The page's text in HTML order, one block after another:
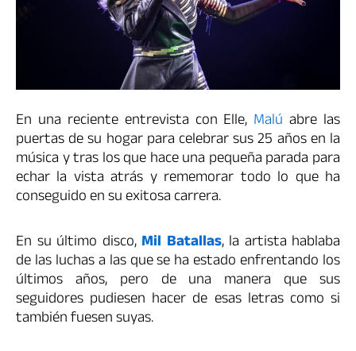
En una reciente entrevista con Elle, Malú abre las
puertas de su hogar para celebrar sus 25 años en la
música y tras los que hace una pequeña parada para
echar la vista atrás y rememorar todo lo que ha
conseguido en su exitosa carrera.
En su último disco, Mil Batallas, la artista hablaba
de las luchas a las que se ha estado enfrentando los
últimos años, pero de una manera que sus
seguidores pudiesen hacer de esas letras como si
también fuesen suyas.